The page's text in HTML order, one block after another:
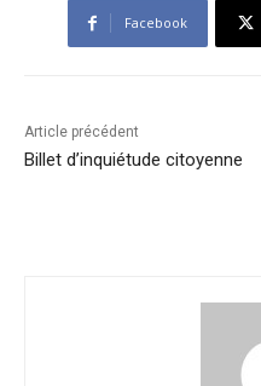
Facebook
Article précédent
Billet d’inquiétude citoyenne